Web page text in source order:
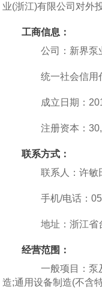
业(浙江)有限公司对外
工商信息：
公司：新界泵
统一社会信用
成立日期：
注册资本：
联系方式：
联系人：许敏
手机/电话：
地址：浙江省台
经营范围：
一般项目：泵及
造;通用设备制造(不含